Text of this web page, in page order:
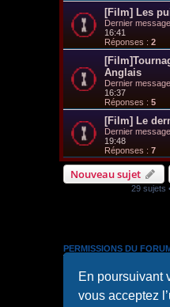
En poursuivant
vous acceptez
[Film] Les
Dernier
16:41
Réponses : 2
Anglais
Dernier
16:37
Réponses : 5
[Film] Le
Dernier
19:48
Réponses : 7
Nouveau sujet
29 sujets
PERMISSIONS DU FORUM
forum
ne pouvez pas
Vousne pouvez pas